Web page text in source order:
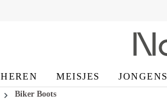
HEREN MEISJES JONGENS
Biker Boots